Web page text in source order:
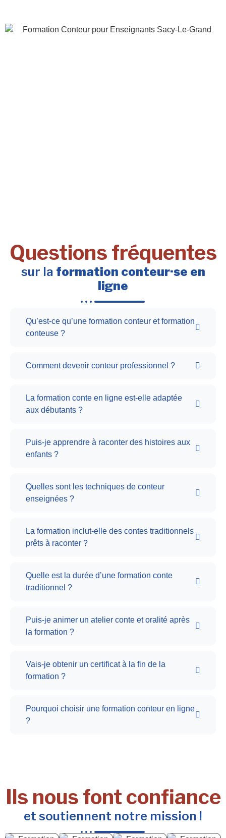
Questions fréquentes
sur la formation conteur·se en
ligne
Qu’est-ce qu’une formation conteur et formation
conteuse ?
Comment devenir conteur professionnel ?
La formation conte en ligne est-elle adaptée
aux débutants ?
Puis-je apprendre à raconter des histoires aux
enfants ?
Quelles sont les techniques de conteur
enseignées ?
La formation inclut-elle des contes traditionnels
prêts à raconter ?
Quelle est la durée d’une formation conte
traditionnel ?
Puis-je animer un atelier conte et oralité après
la formation ?
Vais-je obtenir un certificat à la fin de la
formation ?
Pourquoi choisir une formation conteur en ligne
?
Ils nous font confiance
et soutiennent notre mission !